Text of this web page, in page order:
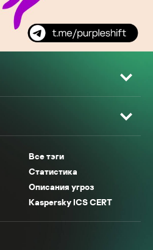
Все тэги
Статистика
Описания угроз
Kaspersky ICS CERT